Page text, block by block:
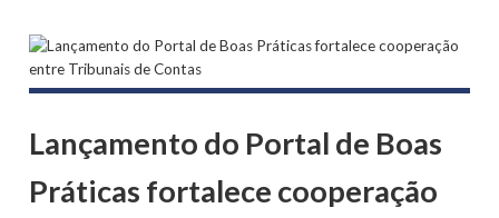
Lançamento do Portal de Boas
Práticas fortalece cooperação